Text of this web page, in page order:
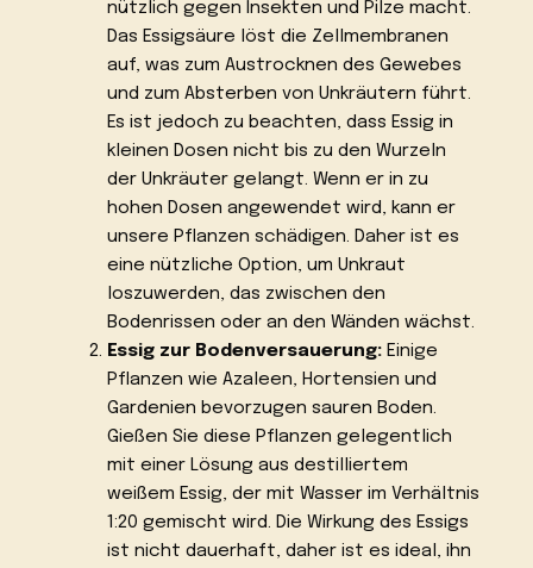
nützlich gegen Insekten und Pilze macht.
Das Essigsäure löst die Zellmembranen
auf, was zum Austrocknen des Gewebes
und zum Absterben von Unkräutern führt.
Es ist jedoch zu beachten, dass Essig in
kleinen Dosen nicht bis zu den Wurzeln
der Unkräuter gelangt. Wenn er in zu
hohen Dosen angewendet wird, kann er
unsere Pflanzen schädigen. Daher ist es
eine nützliche Option, um Unkraut
loszuwerden, das zwischen den
Bodenrissen oder an den Wänden wächst.
Essig zur Bodenversauerung:Einige
Pflanzen wie Azaleen, Hortensien und
Gardenien bevorzugen sauren Boden.
Gießen Sie diese Pflanzen gelegentlich
mit einer Lösung aus destilliertem
weißem Essig, der mit Wasser im Verhältnis
1:20 gemischt wird. Die Wirkung des Essigs
ist nicht dauerhaft, daher ist es ideal, ihn